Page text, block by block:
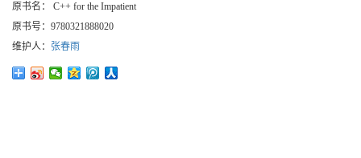
原书名：
C++ for the Impatient
原书号： 9780321888020
维护人： 张春雨